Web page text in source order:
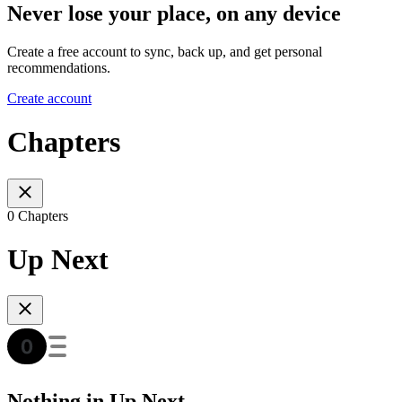
Never lose your place, on any device
Create a free account to sync, back up, and get personal
recommendations.
Create account
Chapters
0 Chapters
Up Next